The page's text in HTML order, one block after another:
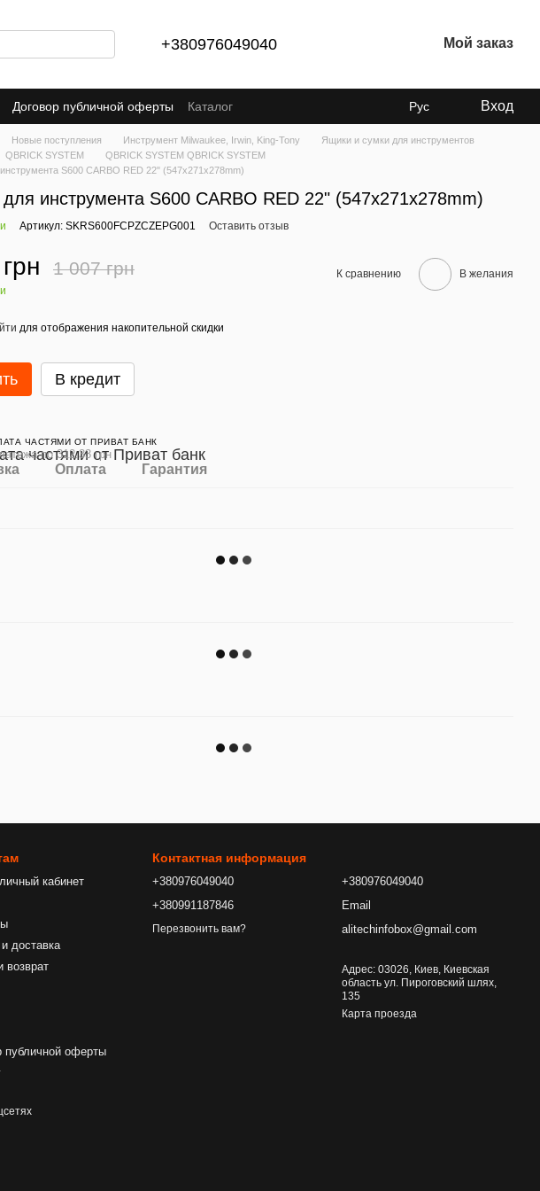
+380976049040 Мой заказ
Договор публичной оферты Каталог Рус Вход
Новые поступления Инструмент Мilwaukee, Irwin, King-Tony
Ящики и сумки для инструментов
QBRICK SYSTEM
QBRICK SYSTEM QBRICK SYSTEM
S600 CARBO RED 22" (547x271x278mm)
инструмента S600 CARBO RED 22" (547x271x278mm)
Артикул: SKRS600FCPZCZEPG001 Оставить отзыв
1 007 грн К сравнению В желания
для отображения накопительной скидки
В кредит
ЧАСТЯМИ ОТ ПРИВАТ БАНК
по 312.33 грн
Оплата Гарантия
кабинет
доставка
возврат
публичной оферты
Контактная информация
+380976049040
+380991187846
Перезвонить вам?
+380976049040
Email
alitechinfobox@gmail.com
Адрес: 03026, Киев, Киевская
область ул. Пироговский шлях,
135
Карта проезда